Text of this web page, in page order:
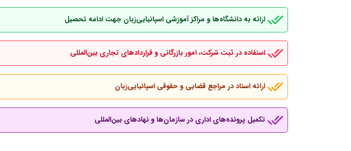
ارائه به دانشگاه‌ها و مراکز آموزشی اسپانیایی‌زبان جهت ادامه تحصیل
استفاده در ثبت شرکت، امور بازرگانی و قراردادهای تجاری بین‌المللی
ارائه اسناد در مراجع قضایی و حقوقی اسپانیایی‌زبان
تکمیل پرونده‌های اداری در سازمان‌ها و نهادهای بین‌المللی